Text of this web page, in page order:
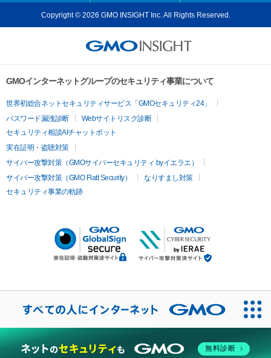
Copyright © 2026 GMO INSIGHT Inc. All Rights Reserved.
GMOインターネットグループのセキュリティ事業について
世界初総合ネットセキュリティサービス「GMOセキュリティ24」
パスワード漏洩診断
Webサイトリスク診断
セキュリティ相談AIチャットボット
実在証明・盗聴対策
サイバー攻撃対策（GMOサイバーセキュリティ byイエラエ）
サイバー攻撃対策（GMO Flatt Security）
なりすまし対策
セキュリティ事業の軌跡
無料診断